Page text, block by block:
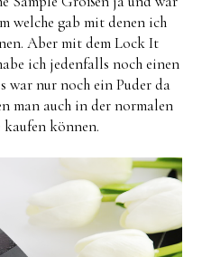
welche gab mit denen ich
Aber mit dem Lock It
ich jedenfalls noch einen
war nur noch ein Puder da
man auch in der normalen
kaufen können.